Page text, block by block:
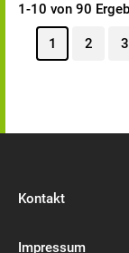
1-10 von 90
1 2 3
Kontakt
Impressum